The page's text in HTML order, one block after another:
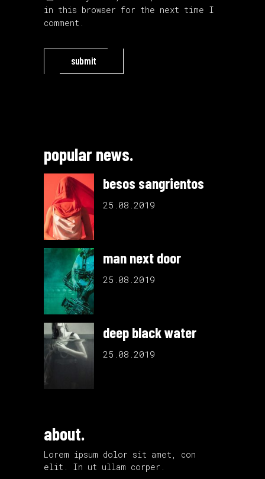
in this browser for the next time I
comment.
submit
popular news.
besos sangrientos
25.08.2019
man next door
25.08.2019
deep black water
25.08.2019
about.
Lorem ipsum dolor sit amet, con
elit. In ut ullam corper.